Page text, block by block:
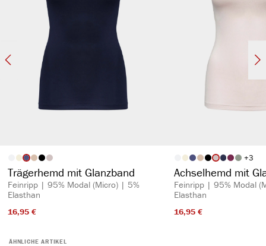
Artikelfarbe
Trägerhemd mit Glanzband
Feinripp | 95% Modal (Micro) | 5%
Elasthan
16,95 €​
Artikelfarbe +3
Achselhemd mit
Feinripp | 95% Modal
Elasthan
16,95 €​
ÄHNLICHE ARTIKEL